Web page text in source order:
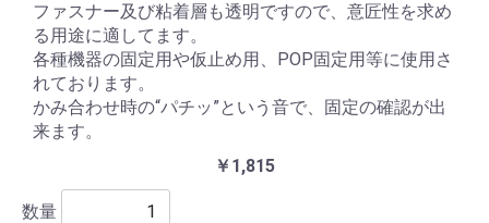
ファスナー及び粘着層も透明ですので、意匠性を求め
る用途に適してます。
各種機器の固定用や仮止め用、POP固定用等に使用さ
れております。
かみ合わせ時の“パチッ”という音で、固定の確認が出
来ます。
￥1,815
数量